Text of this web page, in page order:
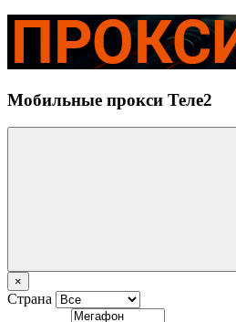
Мобильные прокси Теле2
×
Страна